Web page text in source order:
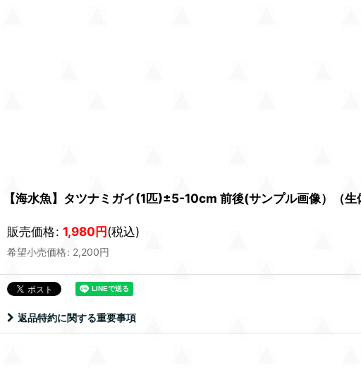
【海水魚】タツナミガイ(1匹)±5-10cm 前後(サンプル画像）（生
販売価格: 1,980円(税込)
希望小売価格: 2,200円
返品特約に関する重要事項